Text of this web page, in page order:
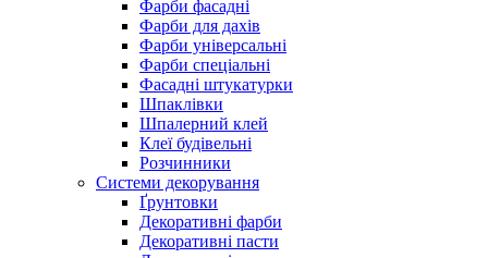
Фарби фасадні
Фарби для дахів
Фарби універсальні
Фарби спеціальні
Фасадні штукатурки
Шпаклівки
Шпалерний клей
Клеї будівельні
Розчинники
Системи декорування
Ґрунтовки
Декоративні фарби
Декоративні пасти